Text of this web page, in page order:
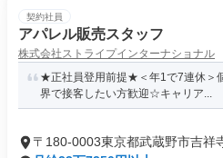
契約社員
アパレル販売スタッフ
株式会社ストライプインターナショナル
★正社員登用前提★＜年1で7連休＞
界で接客したい方歓迎☆キャリア...
〒180-0003東京都武蔵野市吉祥